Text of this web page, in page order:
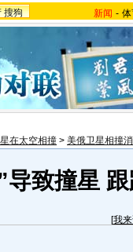
搜狗 新闻 -
在太空相撞 > 美俄卫星相撞
致撞星
[我